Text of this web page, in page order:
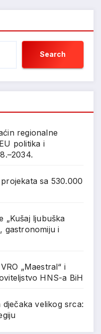
Search
regionalne
politika i
sa 530.000
„Kušaj ljubuška
gastronomiju i
„Maestral“ i
HNS-a BiH
velikog srca: